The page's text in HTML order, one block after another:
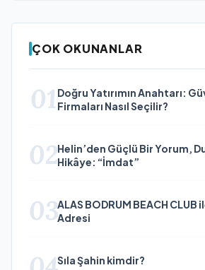
ÇOK OKUNANLAR
01 Doğru Yatırımın Anahtarı:
Firmaları Nasıl Seçilir?
02Helin’den Güçlü Bir Yorum,
Hikâye: “İmdat”
03ALAS BODRUM BEACH CLUB
Adresi
Sıla Şahin kimdir?